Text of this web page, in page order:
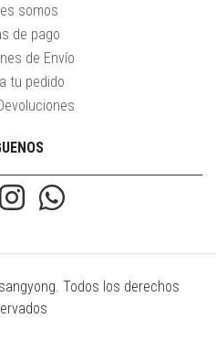
somos
de pago
de Envío
tu pedido
Todos los derechos